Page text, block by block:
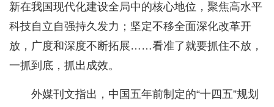
新在我国现代化建设全局中的核心地位，聚焦高水平
科技自立自强持久发力；坚定不移全面深化改革开
放，广度和深度不断拓展……看准了就要抓住不放，
一抓到底，抓出成效。
外媒刊文指出，中国五年前制定的“十四五”规划